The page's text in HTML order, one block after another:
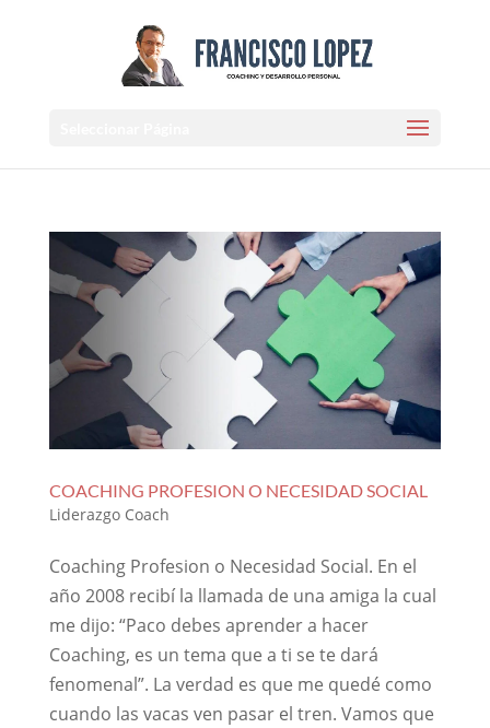
COACHING PROFESION O NECESIDAD SOCIAL
Liderazgo Coach
Coaching Profesion o Necesidad Social. En el
año 2008 recibí la llamada de una amiga la cual
me dijo: “Paco debes aprender a hacer
Coaching, es un tema que a ti se te dará
fenomenal”. La verdad es que me quedé como
cuando las vacas ven pasar el tren. Vamos que